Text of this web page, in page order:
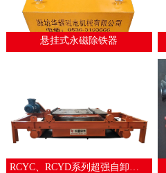
悬挂式永磁除铁器
RCYC、RCYD系列超强自卸式永磁除铁器